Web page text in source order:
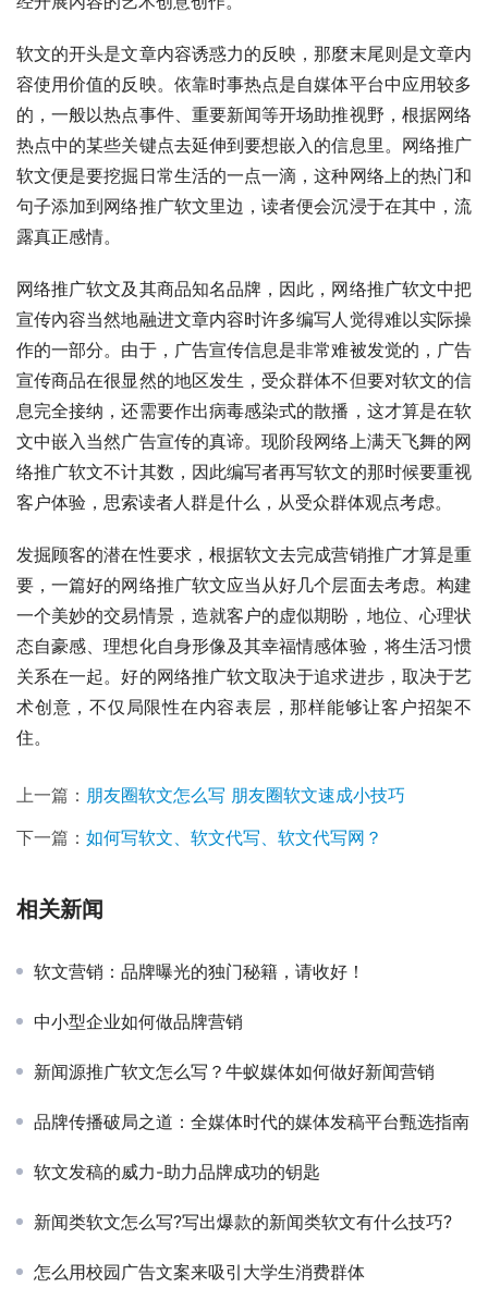
软文的开头是文章内容诱惑力的反映，那麼末尾则是文章内
容使用价值的反映。依靠时事热点是自媒体平台中应用较多
的，一般以热点事件、重要新闻等开场助推视野，根据网络
热点中的某些关键点去延伸到要想嵌入的信息里。网络推广
软文便是要挖掘日常生活的一点一滴，这种网络上的热门和
句子添加到网络推广软文里边，读者便会沉浸于在其中，流
露真正感情。
网络推广软文及其商品知名品牌，因此，网络推广软文中把
宣传內容当然地融进文章内容时许多编写人觉得难以实际操
作的一部分。由于，广告宣传信息是非常难被发觉的，广告
宣传商品在很显然的地区发生，受众群体不但要对软文的信
息完全接纳，还需要作出病毒感染式的散播，这才算是在软
文中嵌入当然广告宣传的真谛。现阶段网络上满天飞舞的网
络推广软文不计其数，因此编写者再写软文的那时候要重视
客户体验，思索读者人群是什么，从受众群体观点考虑。
发掘顾客的潜在性要求，根据软文去完成营销推广才算是重
要，一篇好的网络推广软文应当从好几个层面去考虑。构建
一个美妙的交易情景，造就客户的虚似期盼，地位、心理状
态自豪感、理想化自身形像及其幸福情感体验，将生活习惯
关系在一起。好的网络推广软文取决于追求进步，取决于艺
术创意，不仅局限性在内容表层，那样能够让客户招架不
住。
上一篇： 朋友圈软文怎么写 朋友圈软文速成小技巧
下一篇： 如何写软文、软文代写、软文代写网？
相关新闻
软文营销：品牌曝光的独门秘籍，请收好！
中小型企业如何做品牌营销
新闻源推广软文怎么写？牛蚁媒体如何做好新闻营销
品牌传播破局之道：全媒体时代的媒体发稿平台甄选指南
软文发稿的威力-助力品牌成功的钥匙
新闻类软文怎么写?写出爆款的新闻类软文有什么技巧?
怎么用校园广告文案来吸引大学生消费群体